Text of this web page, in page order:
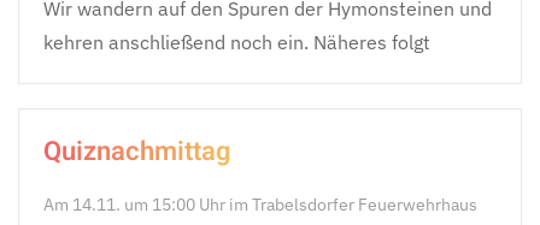
Wir wandern auf den Spuren der Hymonsteinen und
kehren anschließend noch ein. Näheres folgt
Quiznachmittag
Am 14.11. um 15:00 Uhr im Trabelsdorfer Feuerwehrhaus